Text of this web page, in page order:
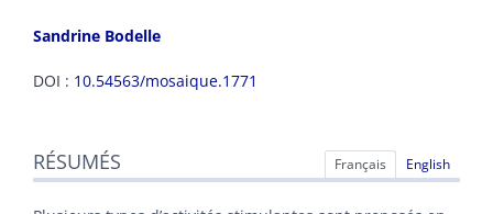
Sandrine Bodelle
DOI : 10.54563/mosaique.1771
Index
Texte
Citer cet article
RÉSUMÉS Français English